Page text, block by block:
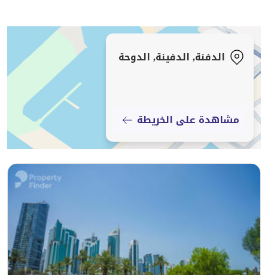
منطقة طعام
مطبخ داخلي وخارجي
غرفة غسيل
مصعد خاص
مسبح خاص
مواقف سيارات خاصة
حديقة / مساحة خارجية منسقة
نظام مراقبة CCTV متكامل بالكامل
إجمالي مساحة الأرض: 887 متر مربع
سعر البيع: 9,500,000 ريال قطري
يرجى العلم: تُطبق عمولة على هذه العقار.
الدفنة, الدفينة, الدوحة
مشاهدة على الخريطة